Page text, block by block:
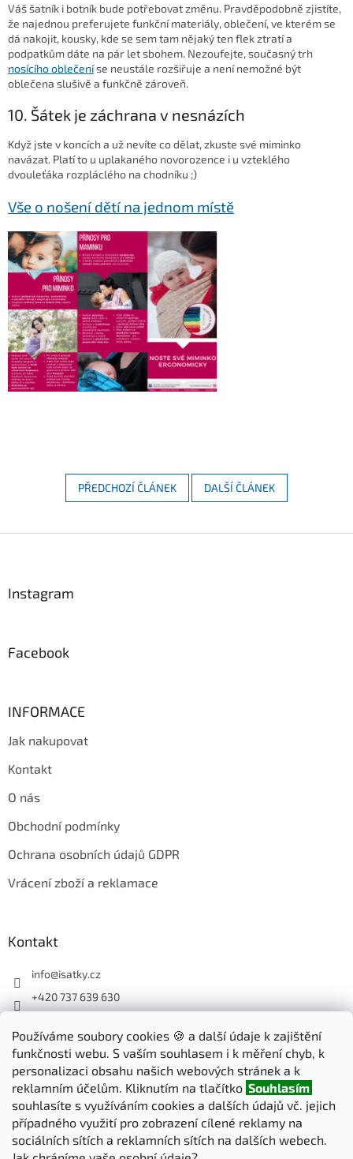
Používáme soubory cookies 🍪 a další údaje k zajištění
funkčnosti webu. S vaším souhlasem i k měření chyb, k
personalizaci obsahu našich webových stránek a k
reklamním účelům. Kliknutím na tlačítko Souhlasím
souhlasíte s využíváním cookies a dalších údajů vč. jejich
případného využití pro zobrazení cílené reklamy na
sociálních sítích a reklamních sítích na dalších webech.
Váš šatník i botník bude potřebovat změnu. Pravděpodobně zjistíte,
že najednou preferujete funkční materiály, oblečení, ve kterém se
dá nakojit, kousky, kde se sem tam nějaký ten flek ztratí a
podpatkům dáte na pár let sbohem. Nezoufejte, současný trh
nosícího oblečeníse neustále rozšiřuje a není nemožné být
oblečena slušivě a funkčně zároveň.
10. Šátek je záchrana v nesnázích
Když jste v koncích a už nevíte co dělat, zkuste své miminko
navázat. Platí to u uplakaného novorozence i u vzteklého
dvouleťáka rozpláclého na chodníku ;)
Vše o nošení dětí na jednom místě
PŘEDCHOZÍ ČLÁNEK DALŠÍ ČLÁNEK
Instagram
Facebook
INFORMACE
Jak nakupovat
Kontakt
O nás
Obchodní podmínky
Ochrana osobních údajů GDPR
Vrácení zboží a reklamace
Kontakt
info@isatky.cz
+420 737 639 630
isatky_cz
Odebírat newsletter
PŘIHLÁSIT